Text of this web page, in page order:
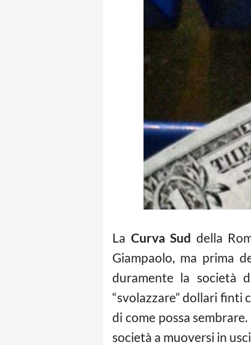
La Curva Sud della
Giampaolo, ma prima
duramente la società
“svolazzare” dollari finti
di come possa
società a muoversi in